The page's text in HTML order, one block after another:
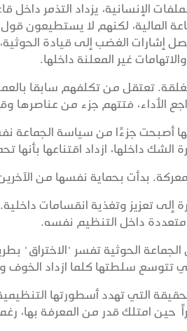
الإنسانية، يزداد التذمر
المالية، لكنهم لا يستطيعون
إشارات الغضب إلى قيادة الحوثية،
غير المعلنة داخلها.
تعتقل من تكلفهم سابقا بالعمل
الأداء، فتتهم جزء من عناصرها
أصبحت جزءًا من سياسة الجماعة
داخلها، ازداد اقتناعها بأنها
بدأت بحماية نفسها من
إلى تعزيز وتغذية انقسامات
داخل التنظيم نفسه.
الحوثية تفسر "الاختراق"
تتوسع سلطتها كلما ازداد الخوف
التي تهدد أسطورتها
حين امتلك قدر من المعرفة بها،